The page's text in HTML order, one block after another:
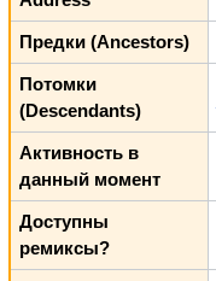
Предки (Ancestors)
Потомки
(Descendants)
Активность в
данный момент
Доступны
ремиксы?